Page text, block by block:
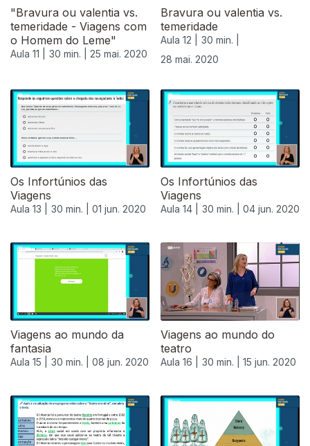
"Bravura ou valentia vs.
temeridade - Viagens com
o Homem do Leme"
Aula 11 | 30 min. | 25 mai. 2020
Bravura ou valentia vs.
temeridade
Aula 12 |
30 min. |
28 mai. 2020
Os Infortúnios das
Viagens
Aula 13 | 30 min. | 01 jun. 2020
Os Infortúnios das
Viagens
Aula 14 | 30 min. | 04 jun. 2020
Viagens ao mundo da
fantasia
Aula 15 | 30 min. | 08 jun. 2020
Viagens ao mundo do
teatro
Aula 16 | 30 min. | 15 jun. 2020